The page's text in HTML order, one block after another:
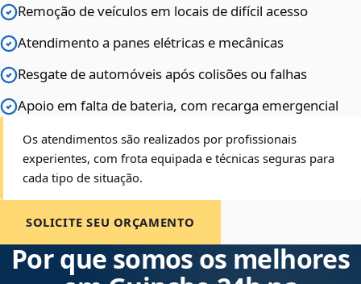
Remoção de veículos em locais de difícil acesso
Atendimento a panes elétricas e mecânicas
Resgate de automóveis após colisões ou falhas
Apoio em falta de bateria, com recarga emergencial
Os atendimentos são realizados por profissionais
experientes, com frota equipada e técnicas seguras para
cada tipo de situação.
SOLICITE SEU ORÇAMENTO
Por que somos os melhores